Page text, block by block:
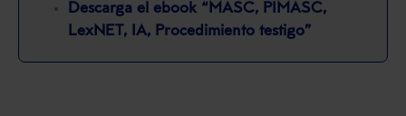
Descarga el ebook “MASC, PIMASC,
LexNET, IA, Procedimiento testigo”